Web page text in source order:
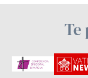
Te